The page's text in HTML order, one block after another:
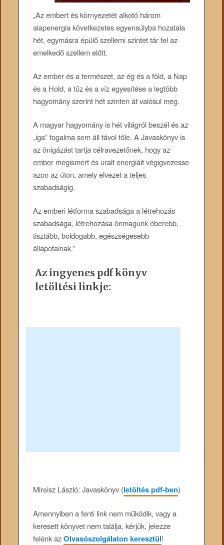
„Az embert és környezetét alkotó három
alapenergia következetes egyensúlyba hozatala
hét, egymásra épülő szellemi szintet tár fel az
emelkedő szellem előtt.
Az ember és a természet, az ég és a föld, a Nap
és a Hold, a tűz és a víz egyesítése a legtöbb
hagyomány szerint hét szinten át valósul meg.
A magyar hagyomány is hét világról beszél és az
„iga” fogalma sem áll távol tőle. A Javaskönyv is
az önigázást tartja célravezetőnek, hogy az
ember megismert és uralt energiáit végigvezesse
azon az úton, amely elvezet a teljes
szabadságig.
Az emberi létforma szabadsága a létrehozás
szabadsága, létrehozása önmagunk éberebb,
tisztább, boldogabb, egészségesebb
állapotainak.”
Az ingyenes pdf könyv
letöltési linkje:
Mireisz László: Javaskönyv (letöltés pdf-ben)
Amennyiben a fenti link nem működik, vagy a
keresett könyvet nem találja, kérjük, jelezze
felénk azOlvasószolgálaton keresztül!